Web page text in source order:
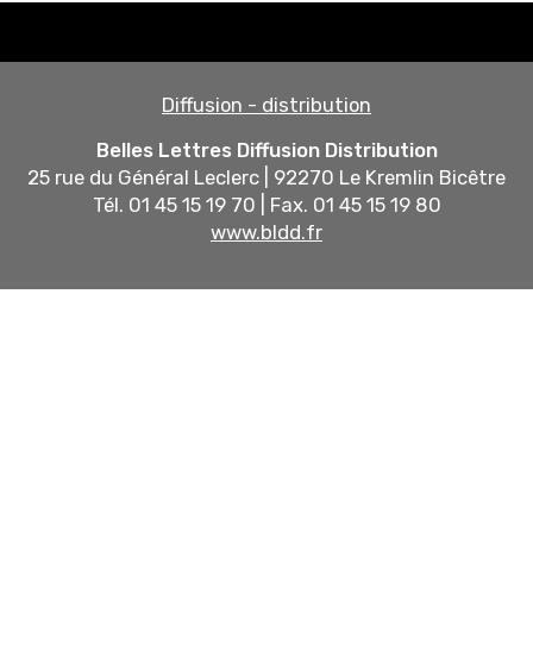
Diffusion - distribution
Belles Lettres Diffusion Distribution
25 rue du Général Leclerc | 92270 Le Kremlin Bicêtre
Tél. 01 45 15 19 70 | Fax. 01 45 15 19 80
www.bldd.fr